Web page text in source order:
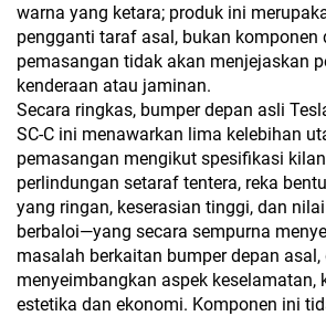
warna yang ketara; produk ini
pengganti taraf asal, bukan komponen
pemasangan tidak akan menjejaskan
kenderaan atau jaminan.
Secara ringkas, bumper depan asli
SC-C ini menawarkan lima kelebihan
pemasangan mengikut spesifikasi
perlindungan setaraf tentera, reka
yang ringan, keserasian tinggi, dan
berbaloi—yang secara sempurna
masalah berkaitan bumper depan asal,
menyeimbangkan aspek keselamatan,
estetika dan ekonomi. Komponen ini